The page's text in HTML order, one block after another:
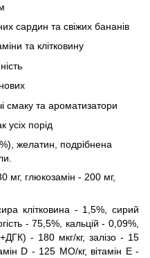
сардин та свіжих бананів
та клітковину
смаку та ароматизатори
усіх порід
желатин, подрібнена
мг, глюкозамін - 200 мг,
клітковина - 1,5%, сирий
- 75,5%, кальцій - 0,09%,
- 180 мкг/кг, залізо - 15
D - 125 МО/кг, вітамін E -